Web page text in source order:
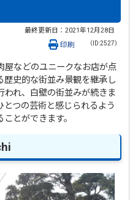
最終更新日： 2021年12月28日
（ID:2527）
印刷
屋などのユニークなお店が点
歴史的な街並み景観を継承し
われ、白壁の街並みが続きま
つの芸術と感じられるよう
とができます。